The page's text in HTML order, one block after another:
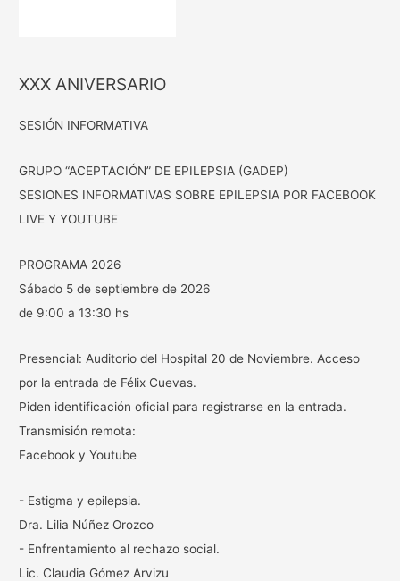
XXX ANIVERSARIO
SESIÓN INFORMATIVA
GRUPO “ACEPTACIÓN” DE EPILEPSIA (GADEP)
SESIONES INFORMATIVAS SOBRE EPILEPSIA POR FACEBOOK
LIVE Y YOUTUBE
PROGRAMA 2026
Sábado 5 de septiembre de 2026
de 9:00 a 13:30 hs
Presencial: Auditorio del Hospital 20 de Noviembre. Acceso
por la entrada de Félix Cuevas.
Piden identificación oficial para registrarse en la entrada.
Transmisión remota:
Facebook y Youtube
- Estigma y epilepsia.
Dra. Lilia Núñez Orozco
- Enfrentamiento al rechazo social.
Lic. Claudia Gómez Arvizu